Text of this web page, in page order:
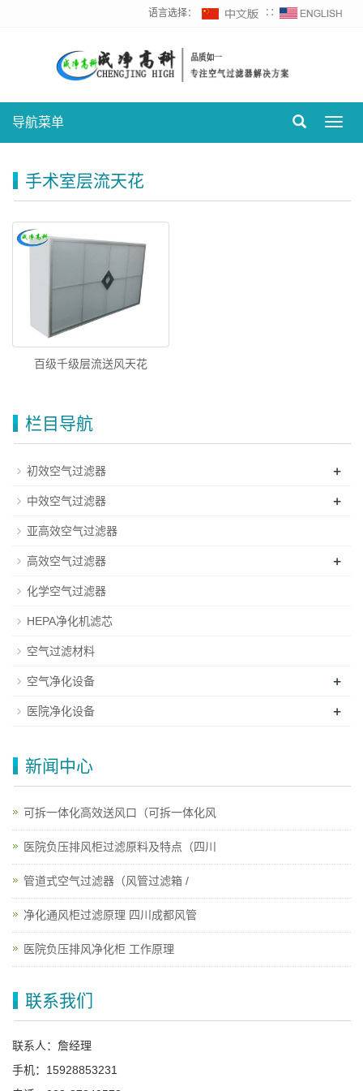
语言选择： ∷
导航菜单
手术室层流天花
百级千级层流送风天花
栏目导航
初效空气过滤器 +
中效空气过滤器 +
亚高效空气过滤器
高效空气过滤器 +
化学空气过滤器
HEPA净化机滤芯
空气过滤材料
空气净化设备 +
医院净化设备 +
新闻中心
可拆一体化高效送风口（可拆一体化风
医院负压排风柜过滤原料及特点（四川
管道式空气过滤器（风管过滤箱 /
净化通风柜过滤原理 四川成都风管
医院负压排风净化柜 工作原理
联系我们
联系人：詹经理
手机：15928853231